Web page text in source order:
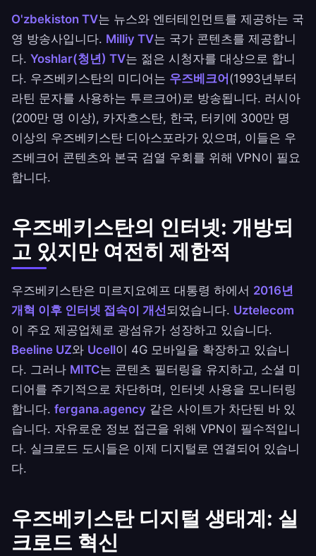
O'zbekiston TV는 뉴스와 엔터테인먼트를 제공하는 국
영 방송사입니다. Milliy TV는 국가 콘텐츠를 제공합니
다. Yoshlar(청년) TV는 젊은 시청자를 대상으로 합니
다. 우즈베키스탄의 미디어는 우즈베크어 (1993년부터
라틴 문자를 사용하는 투르크어)로 방송됩니다. 러시아
(200만 명 이상), 카자흐스탄, 한국, 터키에 300만 명
이상의 우즈베키스탄 디아스포라가 있으며, 이들은 우
즈베크어 콘텐츠와 본국 검열 우회를 위해 VPN이 필요
합니다.
우즈베키스탄의 인터넷: 개방되
고 있지만 여전히 제한적
우즈베키스탄은 미르지요예프 대통령 하에서 2016년
개혁 이후 인터넷 접속이 개선되었습니다. Uztelecom
이 주요 제공업체로 광섬유가 성장하고 있습니다.
Beeline UZ와 Ucell이 4G 모바일을 확장하고 있습니
다. 그러나 MITC는 콘텐츠 필터링을 유지하고, 소셜 미
디어를 주기적으로 차단하며, 인터넷 사용을 모니터링
합니다. fergana.agency 같은 사이트가 차단된 바 있
습니다. 자유로운 정보 접근을 위해 VPN이 필수적입니
다. 실크로드 도시들은 이제 디지털로 연결되어 있습니
다.
우즈베키스탄 디지털 생태계: 실
크로드 혁신